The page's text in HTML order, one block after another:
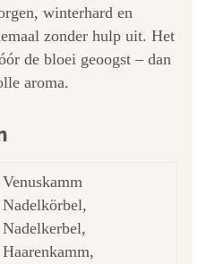
winterhard en
zonder hulp uit. Het
de bloei geoogst – dan
aroma.
Venuskamm
Nadelkörbel,
Nadelkerbel,
Haarenkamm,